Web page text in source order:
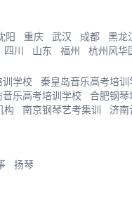
阳 重庆 武汉 成都 黑龙
四川 山东 福州 杭州风华
训学校 秦皇岛音乐高考培训
音乐高考培训学校 合肥钢琴
构 南京钢琴艺考集训 济南
扬琴